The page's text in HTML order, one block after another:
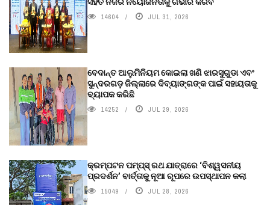
14604 JUL 31, 2026
ବେଦାନ୍ତ ଆଲୁମିନିୟମ କୋଇଲା ଖଣି ଝାରସୁଗୁଡା ଏବଂ
ସୁନ୍ଦରଗଡ଼ ଜିଲ୍ଲାରେ ଦିବ୍ୟାଙ୍ଗଙ୍କ ପାଇଁ ସହାୟତାକୁ
ବ୍ୟାପକ କରିଛି
14252 JUL 29, 2026
କ୍ରମ୍ପଟନ ପମ୍ପ୍‌ସ୍‌ ରଥ ଯାତ୍ରାରେ ‘ବିଶ୍ୱସନୀୟ
ପ୍ରଦର୍ଶନ’ ବାର୍ତ୍ତାକୁ ନୂଆ ରୂପରେ ଉପସ୍ଥାପନ କଲା
15049 JUL 28, 2026